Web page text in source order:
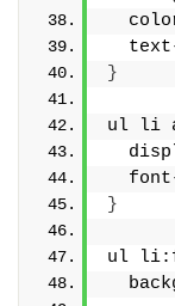
}
ul li
}
ul